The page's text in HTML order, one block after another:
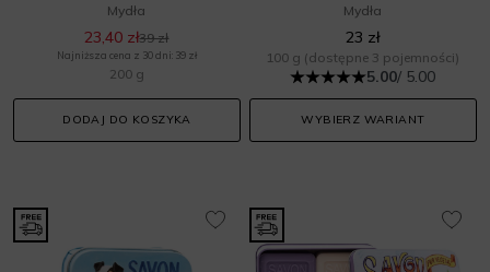
Mydła
23,40 zł39 zł
Najniższa cena z 30 dni: 39 zł
200 g
DODAJ DO KOSZYKA
Mydła
23 zł
100 g (dostępne 3 pojemności)
5.00/ 5.00
WYBIERZ WARIANT